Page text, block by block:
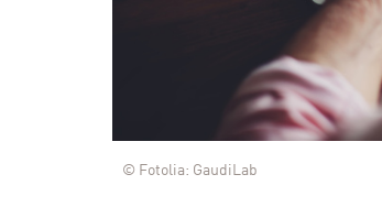
© Fotolia: GaudiLab